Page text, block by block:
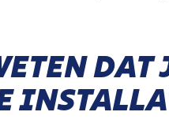
DAT